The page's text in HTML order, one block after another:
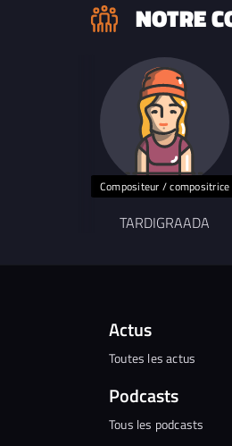
NOTRE
Compositeur / compositrice
TARDIGRAADA
Actus
Toutes les actus
Podcasts
Tous les podcasts